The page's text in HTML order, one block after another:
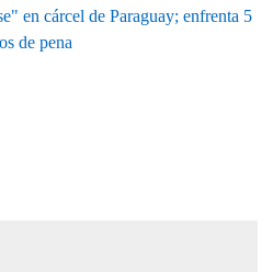
en cárcel de Paraguay; enfrenta 5
de pena